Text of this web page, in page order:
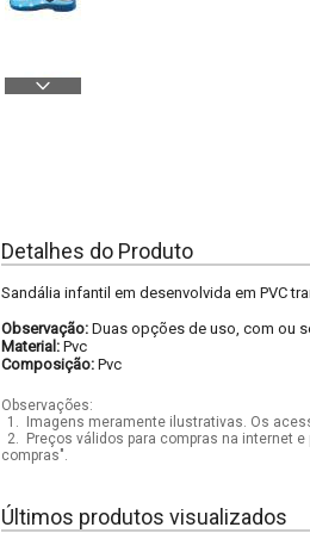
Detalhes do Produto
Sandália infantil em desenvolvida em PVC
Observação: Duas opções de uso, com ou
Material: Pvc
Composição: Pvc
Observações:
1.
Imagens meramente ilustrativas. Os
2.
Preços válidos para compras na internet
compras".
Últimos produtos visualizados